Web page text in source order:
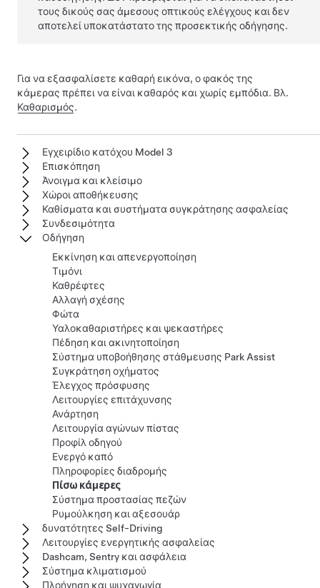
τους δικούς σας άμεσους οπτικούς ελέγχους και δεν
αποτελεί υποκατάστατο της προσεκτικής οδήγησης.
Για να εξασφαλίσετε καθαρή εικόνα, ο φακός της
κάμερας πρέπει να είναι καθαρός και χωρίς εμπόδια. Βλ.
Καθαρισμός.
Εγχειρίδιο κατόχου Model 3
Επισκόπηση
Άνοιγμα και κλείσιμο
Χώροι αποθήκευσης
Καθίσματα και συστήματα συγκράτησης ασφαλείας
Συνδεσιμότητα
Οδήγηση
Εκκίνηση και απενεργοποίηση
Τιμόνι
Καθρέφτες
Αλλαγή σχέσης
Φώτα
Υαλοκαθαριστήρες και ψεκαστήρες
Πέδηση και ακινητοποίηση
Σύστημα υποβοήθησης στάθμευσης Park Assist
Συγκράτηση οχήματος
Έλεγχος πρόσφυσης
Λειτουργίες επιτάχυνσης
Ανάρτηση
Λειτουργία αγώνων πίστας
Προφίλ οδηγού
Ενεργό καπό
Πληροφορίες διαδρομής
Πίσω κάμερες
Σύστημα προστασίας πεζών
Ρυμούλκηση και αξεσουάρ
δυνατότητες Self-Driving
Λειτουργίες ενεργητικής ασφαλείας
Dashcam, Sentry και ασφάλεια
Σύστημα κλιματισμού
Πλοήγηση και ψυχαγωγία